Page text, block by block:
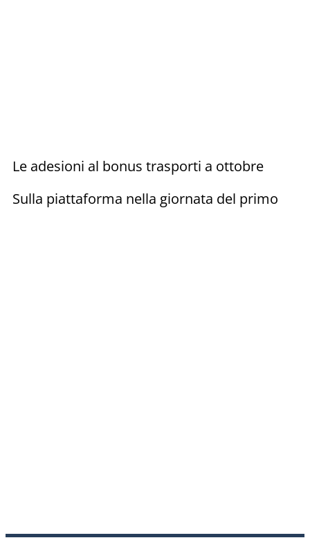
Le adesioni al bonus trasporti a ottobre
Sulla piattaforma nella giornata del primo